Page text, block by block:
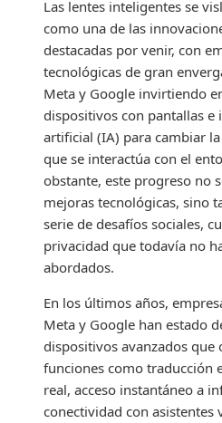
Las lentes inteligentes se
como una de las
destacadas por venir, con
tecnológicas de gran
Meta y Google invirtiendo
dispositivos con pantallas e
artificial (IA) para cambiar
que se interactúa con el
obstante, este progreso no
mejoras tecnológicas, sino
serie de desafíos sociales,
privacidad que todavía no
abordados.
En los últimos años,
Meta y Google han estado
dispositivos avanzados que
funciones como traducción
real, acceso instantáneo a
conectividad con asistentes